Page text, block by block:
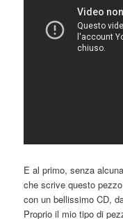
E al primo, senza
che scrive questo
con un bellissimo CD,
Proprio il mio tipo di